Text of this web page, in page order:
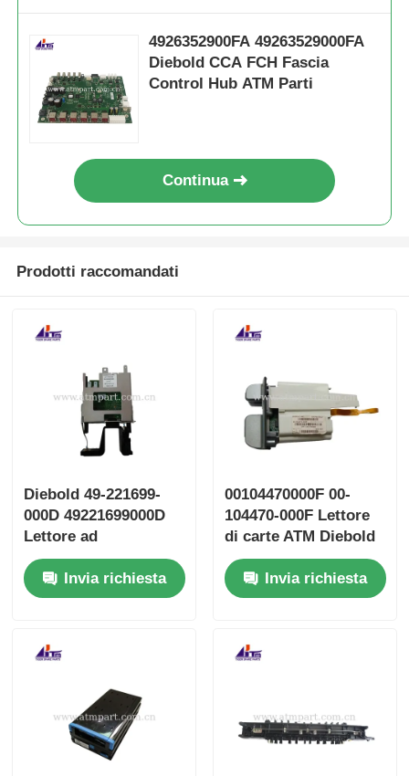
4926352900FA 49263529000FA
Diebold CCA FCH Fascia
Control Hub ATM Parti
Continua
Prodotti raccomandati
Diebold 49-221699-
000D 49221699000D
Lettore ad
immersione modulo
anti-scrematura
Invia richiesta
00104470000F 00-
104470-000F Lettore
di carte ATM Diebold
Opteva
Invia richiesta